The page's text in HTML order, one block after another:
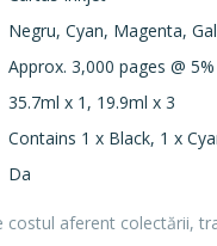
Negru, Cyan, Magenta,
Approx. 3,000 pages @
35.7ml x 1, 19.9ml x 3
Contains 1 x Black, 1 x
Da
costul aferent colectării,